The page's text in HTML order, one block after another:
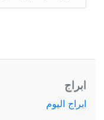
ابراج
ابراج اليوم